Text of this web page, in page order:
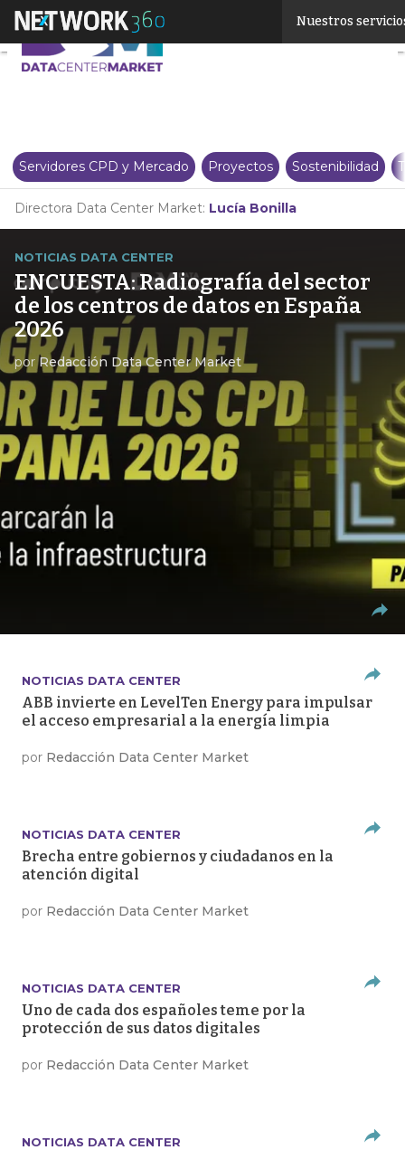
Nuestros
Servidores CPD y Mercado Proyectos Sostenibilidad
Directora Data Center Market: Lucía Bonilla
NOTICIAS DATA CENTER
ENCUESTA: Radiografía del sector
de los centros de datos en España
2026
porRedacción Data Center Market
NOTICIAS DATA CENTER
ABB invierte en LevelTen Energy para impulsar
el acceso empresarial a la energía limpia
por Redacción Data Center Market
NOTICIAS DATA CENTER
Brecha entre gobiernos y ciudadanos en la
atención digital
por Redacción Data Center Market
NOTICIAS DATA CENTER
Uno de cada dos españoles teme por la
protección de sus datos digitales
por Redacción Data Center Market
NOTICIAS DATA CENTER